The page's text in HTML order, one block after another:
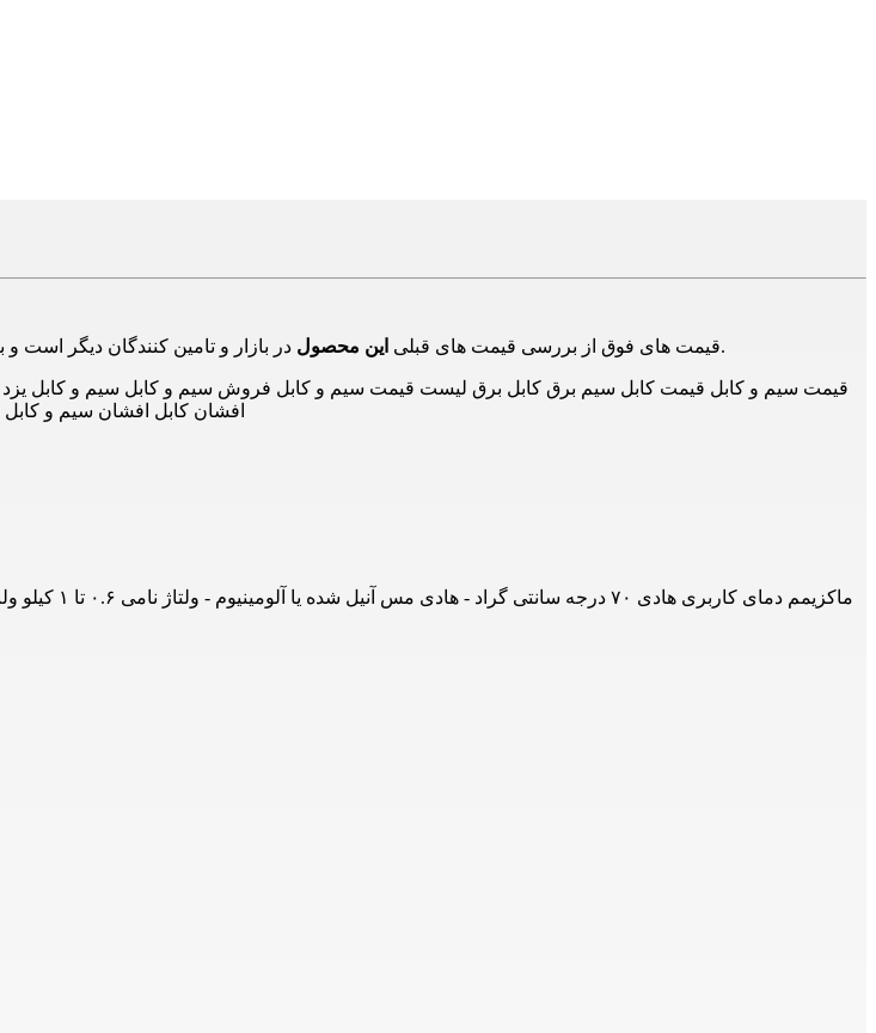
قیمت های فوق از بررسی قیمت های قبلی این محصول در بازار و تامین کنندگان دیگر است و برای اطلاع از حدود قیمت ها است و ممکن است هم اکنون این محصول دارای قیمت جدید باشد.
قیمت سیم و کابل قیمت کابل سیم برق کابل برق لیست قیمت سیم و کابل فروش سیم و کابل سیم و کابل یزد
افشان کابل افشان سیم و